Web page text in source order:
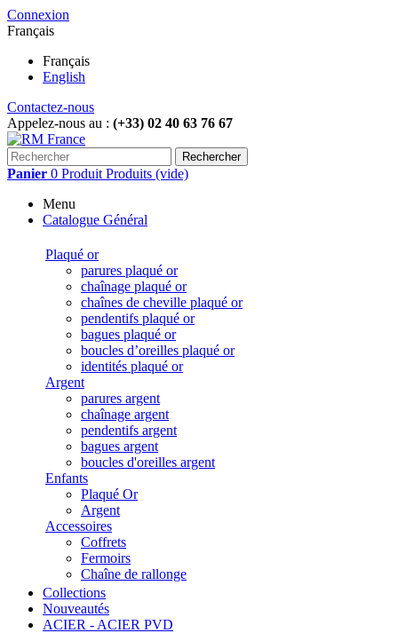
Connexion
Français
Français
English
Contactez-nous
Appelez-nous au : (+33) 02 40 63 76 67
Rechercher
Panier 0 Produit Produits (vide)
Menu
Catalogue Général
Plaqué or
parures plaqué or
chaînage plaqué or
chaînes de cheville plaqué or
pendentifs plaqué or
bagues plaqué or
boucles d’oreilles plaqué or
identités plaqué or
Argent
parures argent
chaînage argent
pendentifs argent
bagues argent
boucles d'oreilles argent
Enfants
Plaqué Or
Argent
Accessoires
Coffrets
Fermoirs
Chaîne de rallonge
Collections
Nouveautés
ACIER - ACIER PVD